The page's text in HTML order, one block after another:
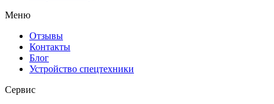
Меню
Отзывы
Контакты
Блог
Устройство спецтехники
Сервис